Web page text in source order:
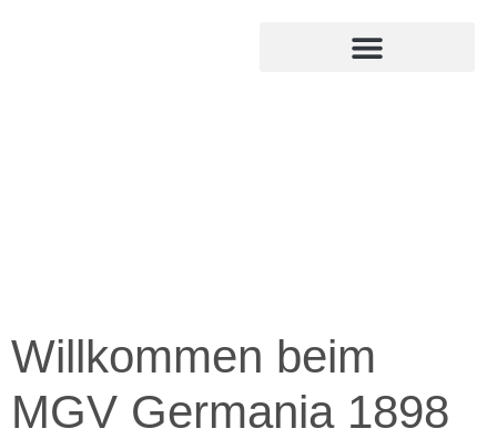
Willkommen beim
MGV Germania 1898